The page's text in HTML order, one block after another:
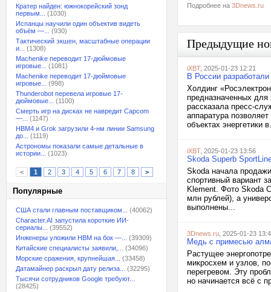
Кратер найден: южнокорейский зонд
первым...
(1030)
Испанцы научили один объектив видеть
объём —...
(930)
Тактический экшен, масштабные операции
и...
(1308)
Machenike переводит 17-дюймовые
игровые...
(1081)
Machenike переводит 17-дюймовые
игровые...
(998)
Thunderobot перевела игровые 17-
дюймовые...
(1100)
Смерть игр на дисках не навредит Capcom
—...
(1147)
HBM4 и Grok загрузили 4-нм линии Samsung
до...
(1119)
Астрономы показали самые детальные в
истории...
(1023)
< 1 2 3 4 5 6 7 8 >
Популярные
США стали главным поставщиком...
(40062)
Character.AI запустила короткие ИИ-
сериалы...
(39552)
Инженеры уложили HBM на бок —...
(39309)
Китайские специалисты заявили,...
(34096)
Морские сражения, крупнейшая...
(33458)
Датамайнер раскрыл дату релиза...
(32295)
Тысячи сотрудников Google требуют...
(28425)
Подробнее на 3Dnews.ru
Предыдущие
iXBT, 2025-01-23 12:21
В России
Холдинг
предназначенных для
рассказала пресс-
аппаратура
объектах энергетики
iXBT, 2025-01-23 13:56
Skoda Superb
Skoda начала
спортивный вариант
Klement. Фото Skoda
млн рублей), а
выполнены...
3Dnews.ru , 2025-01-23
Медь с примесью
Растущее
микросхем и узлов,
перегревом. Эту
но начинается всё с